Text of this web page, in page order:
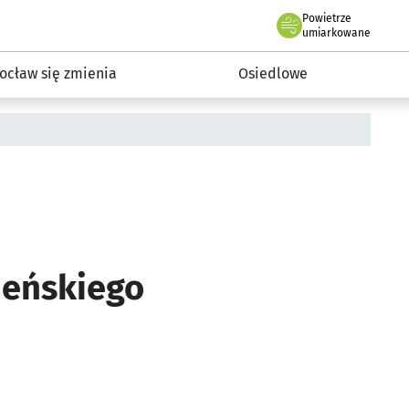
- miejskie inwestycje 2019-2032
Powietrze
we Wrocławiu
umiarkowane
się zmienia Osiedlowe